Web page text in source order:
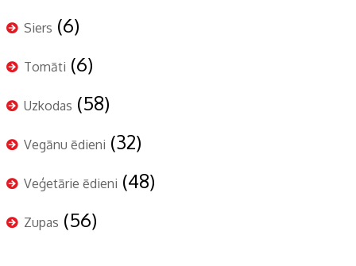
Siers (6)
Tomāti (6)
Uzkodas (58)
Vegānu ēdieni (32)
Veģetārie ēdieni (48)
Zupas (56)